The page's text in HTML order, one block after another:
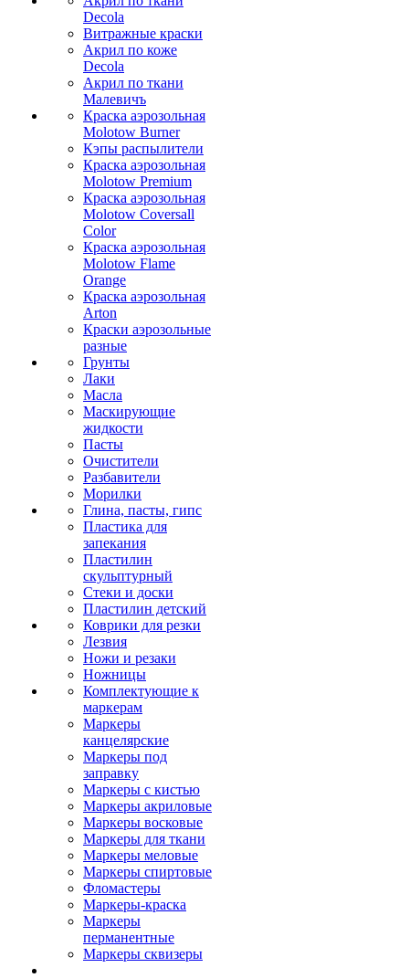
Decola
Витражные краски
Акрил по коже
Decola
Акрил по ткани
Малевичъ
Краска аэрозольная
Molotow Burner
Кэпы распылители
Краска аэрозольная
Molotow Premium
Краска аэрозольная
Molotow Coversall
Color
Краска аэрозольная
Molotow Flame
Orange
Краска аэрозольная
Arton
Краски аэрозольные
разные
Грунты
Лаки
Масла
Маскирующие
жидкости
Пасты
Очистители
Разбавители
Морилки
Глина, пасты, гипс
Пластика для
запекания
Пластилин
скульптурный
Стеки и доски
Пластилин детский
Коврики для резки
Лезвия
Ножи и резаки
Ножницы
Комплектующие к
маркерам
Маркеры
канцелярские
Маркеры под
заправку
Маркеры с кистью
Маркеры акриловые
Маркеры восковые
Маркеры для ткани
Маркеры меловые
Маркеры спиртовые
Фломастеры
Маркеры-краска
Маркеры
перманентные
Маркеры сквизеры